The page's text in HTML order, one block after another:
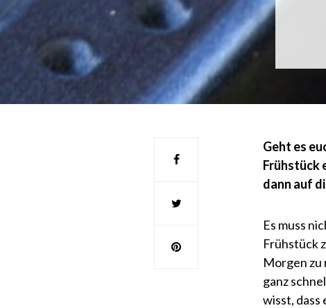
Geht es
Frühstück
dann auf
Es muss
Frühstück
Morgen zu
ganz
wisst, dass